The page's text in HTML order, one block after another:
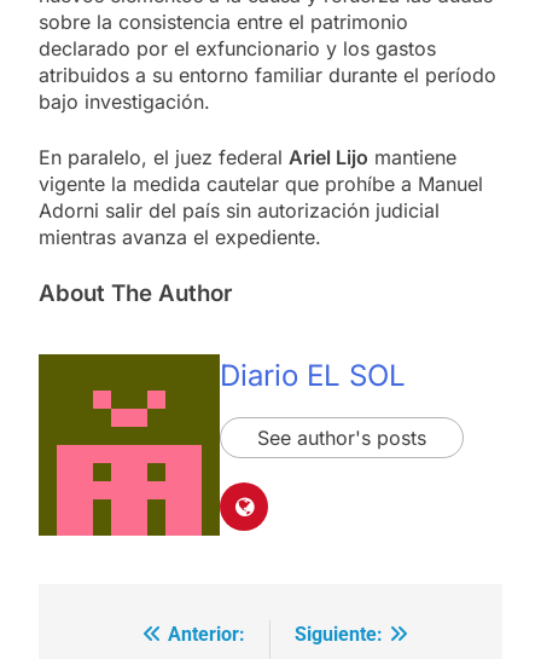
sobre la consistencia entre el patrimonio
declarado por el exfuncionario y los gastos
atribuidos a su entorno familiar durante el período
bajo investigación.
En paralelo, el juez federal Ariel Lijo mantiene
vigente la medida cautelar que prohíbe a Manuel
Adorni salir del país sin autorización judicial
mientras avanza el expediente.
About The Author
Diario EL SOL
See author's posts
Navegación
Anterior:
Siguiente: